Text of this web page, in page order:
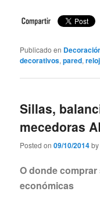
Publicado en
decorativos,pared,
Sillas,
mecedoras
Posted on09/10/2014by
O donde
económicas